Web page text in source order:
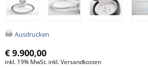
Ausdrucken
€ 9.900,00
inkl. 19% MwSt. inkl. Versandkosten